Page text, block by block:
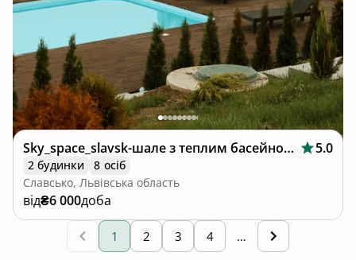
Sky_space_slavsk-шале з теплим басейном🩵 5.0
2 будинки
8 осіб
Славсько, Львівська область
від₴6 000доба
1 2 3 4 …